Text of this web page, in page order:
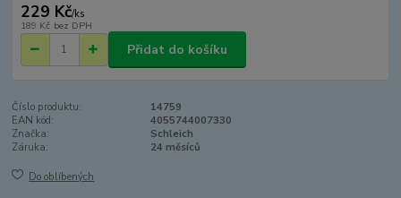
229 Kč/ks
189 Kč bez DPH
Přidat do košíku
Číslo produktu:
14759
EAN kód:
4055744007330
Značka:
Schleich
Záruka:
24 měsíců
Do oblíbených